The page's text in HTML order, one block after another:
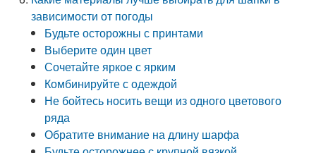
зависимости от погоды
Будьте осторожны с принтами
Выберите один цвет
Сочетайте яркое с ярким
Комбинируйте с одеждой
Не бойтесь носить вещи из одного цветового
ряда
Обратите внимание на длину шарфа